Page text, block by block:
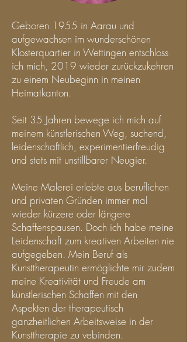
Geboren 1955 in Aarau und
aufgewachsen im wunderschönen
Klosterquartier in Wettingen entschloss
ich mich, 2019 wieder zurückzukehren
zu einem Neubeginn in meinen
Heimatkanton.
Seit 35 Jahren bewege ich mich auf
meinem künstlerischen Weg, suchend,
leidenschaftlich, experimentierfreudig
und stets mit unstillbarer Neugier.
Meine Malerei erlebte aus beruflichen
und privaten Gründen immer mal
wieder kürzere oder längere
Schaffenspausen. Doch ich habe meine
Leidenschaft zum kreativen Arbeiten nie
aufgegeben. Mein Beruf als
Kunsttherapeutin ermöglichte mir zudem
meine Kreativität und Freude am
künstlerischen Schaffen mit den
Aspekten der therapeutisch
ganzheitlichen Arbeitsweise in der
Kunsttherapie zu vebinden.